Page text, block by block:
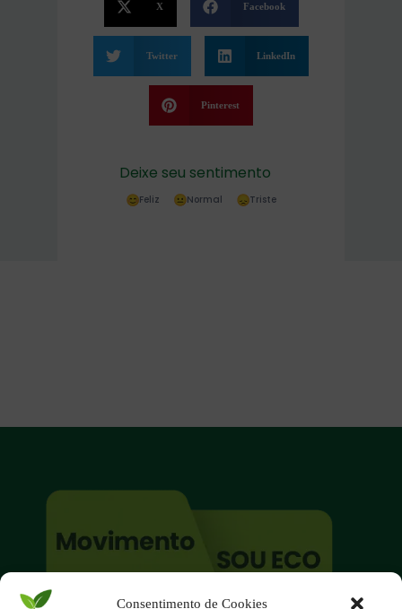
Consentimento de Cookies
X Facebook
Twitter LinkedIn
Pinterest
Deixe seu sentimento
Feliz Normal Triste